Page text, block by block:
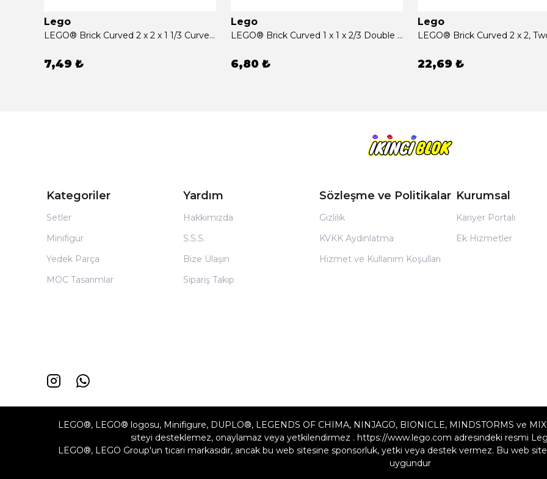
Lego
LEGO® Brick Curved 2 x 2 x 1 1/3 Curved Top, Corner Orta Lavanta Sıfır
7,49 ₺
Lego
LEGO® Brick Curved 1 x 1 x 2/3 Double Curved Top, No Studs Orta Lavanta Sıfır
6,80 ₺
Lego
22,69 ₺
Kategoriler
Setler
Minifigür
Yedek Parça
MOC Tasarımlar
Yardım
Hakkımızda
S.S.S.
Bize Ulaşın
Sipariş Takip
Sözleşme ve Politikalar
Gizlilik
KVKK Aydınlatma
Hizmet ve Kullanım Koşulları
Kurumsal
Kariyer Portalı
Ek Hizmetler
LEGO®, LEGO® logosu, Minifigure, DUPLO®, LEGENDS OF CHIMA, NINJAGO, BIONICLE, MINDSTORMS ve
siteyi desteklemez, onaylamaz veya yetkilendirmez . https://www.lego.com adresindeki resmi
LEGO®, LEGO Group'un ticari markasıdır, ancak bu web sitesine sponsorluk, yetki veya destek vermez. Bu web
uygundur